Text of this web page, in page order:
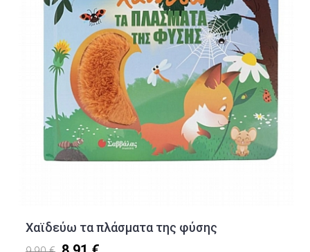
Χαϊδεύω τα πλάσματα της φύσης